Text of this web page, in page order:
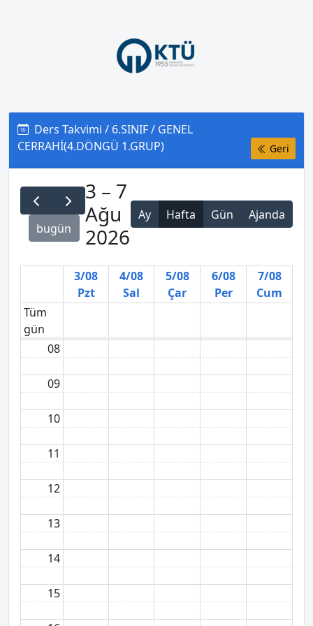
Ders Takvimi / 6.SINIF / GENEL
CERRAHİ(4.DÖNGÜ 1.GRUP)
Geri
bugün
3 – 7
Ağu
2026
Ay Hafta Gün Ajanda
3/08
Pzt
4/08
Sal
5/08
Çar
6/08
Per
7/08
Cum
Tüm
gün
08
09
10
11
12
13
14
15